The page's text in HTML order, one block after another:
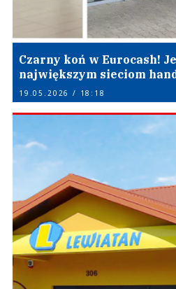
Czarny koń w Eurocash!
największym sieciom
19.05.2026 / 18:18